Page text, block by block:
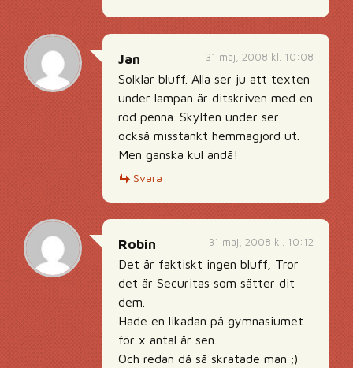
31 maj, 2008 kl. 10:08
Jan
Solklar bluff. Alla ser ju att texten
under lampan är ditskriven med en
röd penna. Skylten under ser
också misstänkt hemmagjord ut.
Men ganska kul ändå!
Svara
31 maj, 2008 kl. 10:12
Robin
Det är faktiskt ingen bluff, Tror
det är Securitas som sätter dit
dem.
Hade en likadan på gymnasiumet
för x antal år sen.
Och redan då så skratade man ;)